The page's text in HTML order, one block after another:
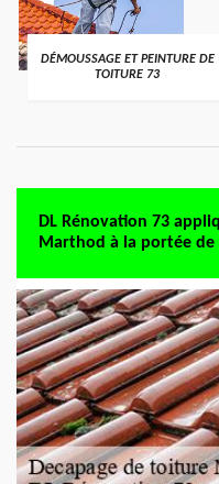
DÉMOUSSAGE ET PEINTURE DE
TOITURE 73
DL Rénovation 73
Marthod à la portée de